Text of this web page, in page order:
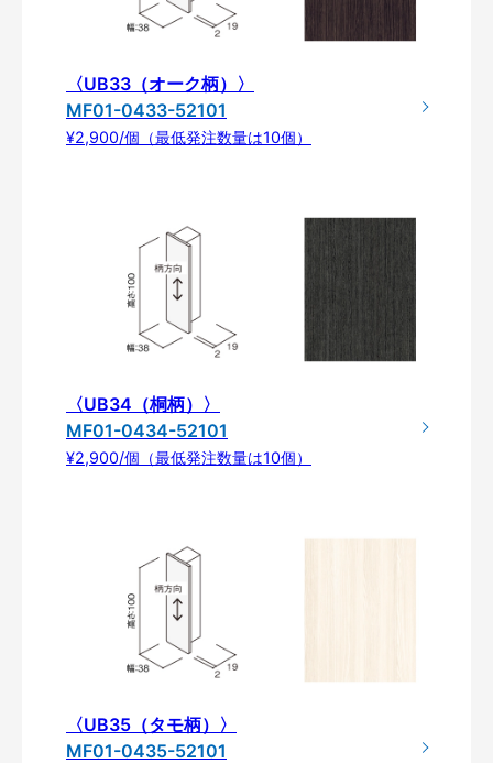
〈UB33（オーク柄）〉
MF01-0433-52101
¥2,900/個（最低発注数量は10個）
〈UB34（桐柄）〉
MF01-0434-52101
¥2,900/個（最低発注数量は10個）
〈UB35（タモ柄）〉
MF01-0435-52101